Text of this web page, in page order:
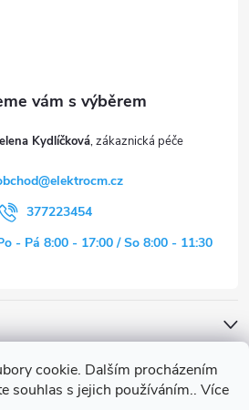
cookie. Dalším procházením
souhlas s jejich používáním.. Více
Kydlíčková
@elektrocm.cz
377223454
- Pá 8:00 - 17:00 / So 8:00 - 11:30